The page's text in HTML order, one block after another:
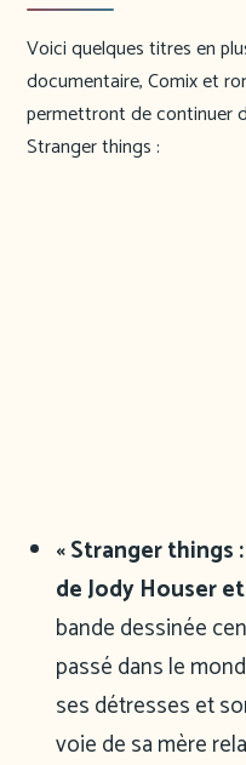
Voici quelques titres en
documentaire, Comix et
permettront de continuer
Stranger things :
« Stranger things
de Jody Houser
bande dessinée
passé dans le
ses détresses et
voie de sa mère